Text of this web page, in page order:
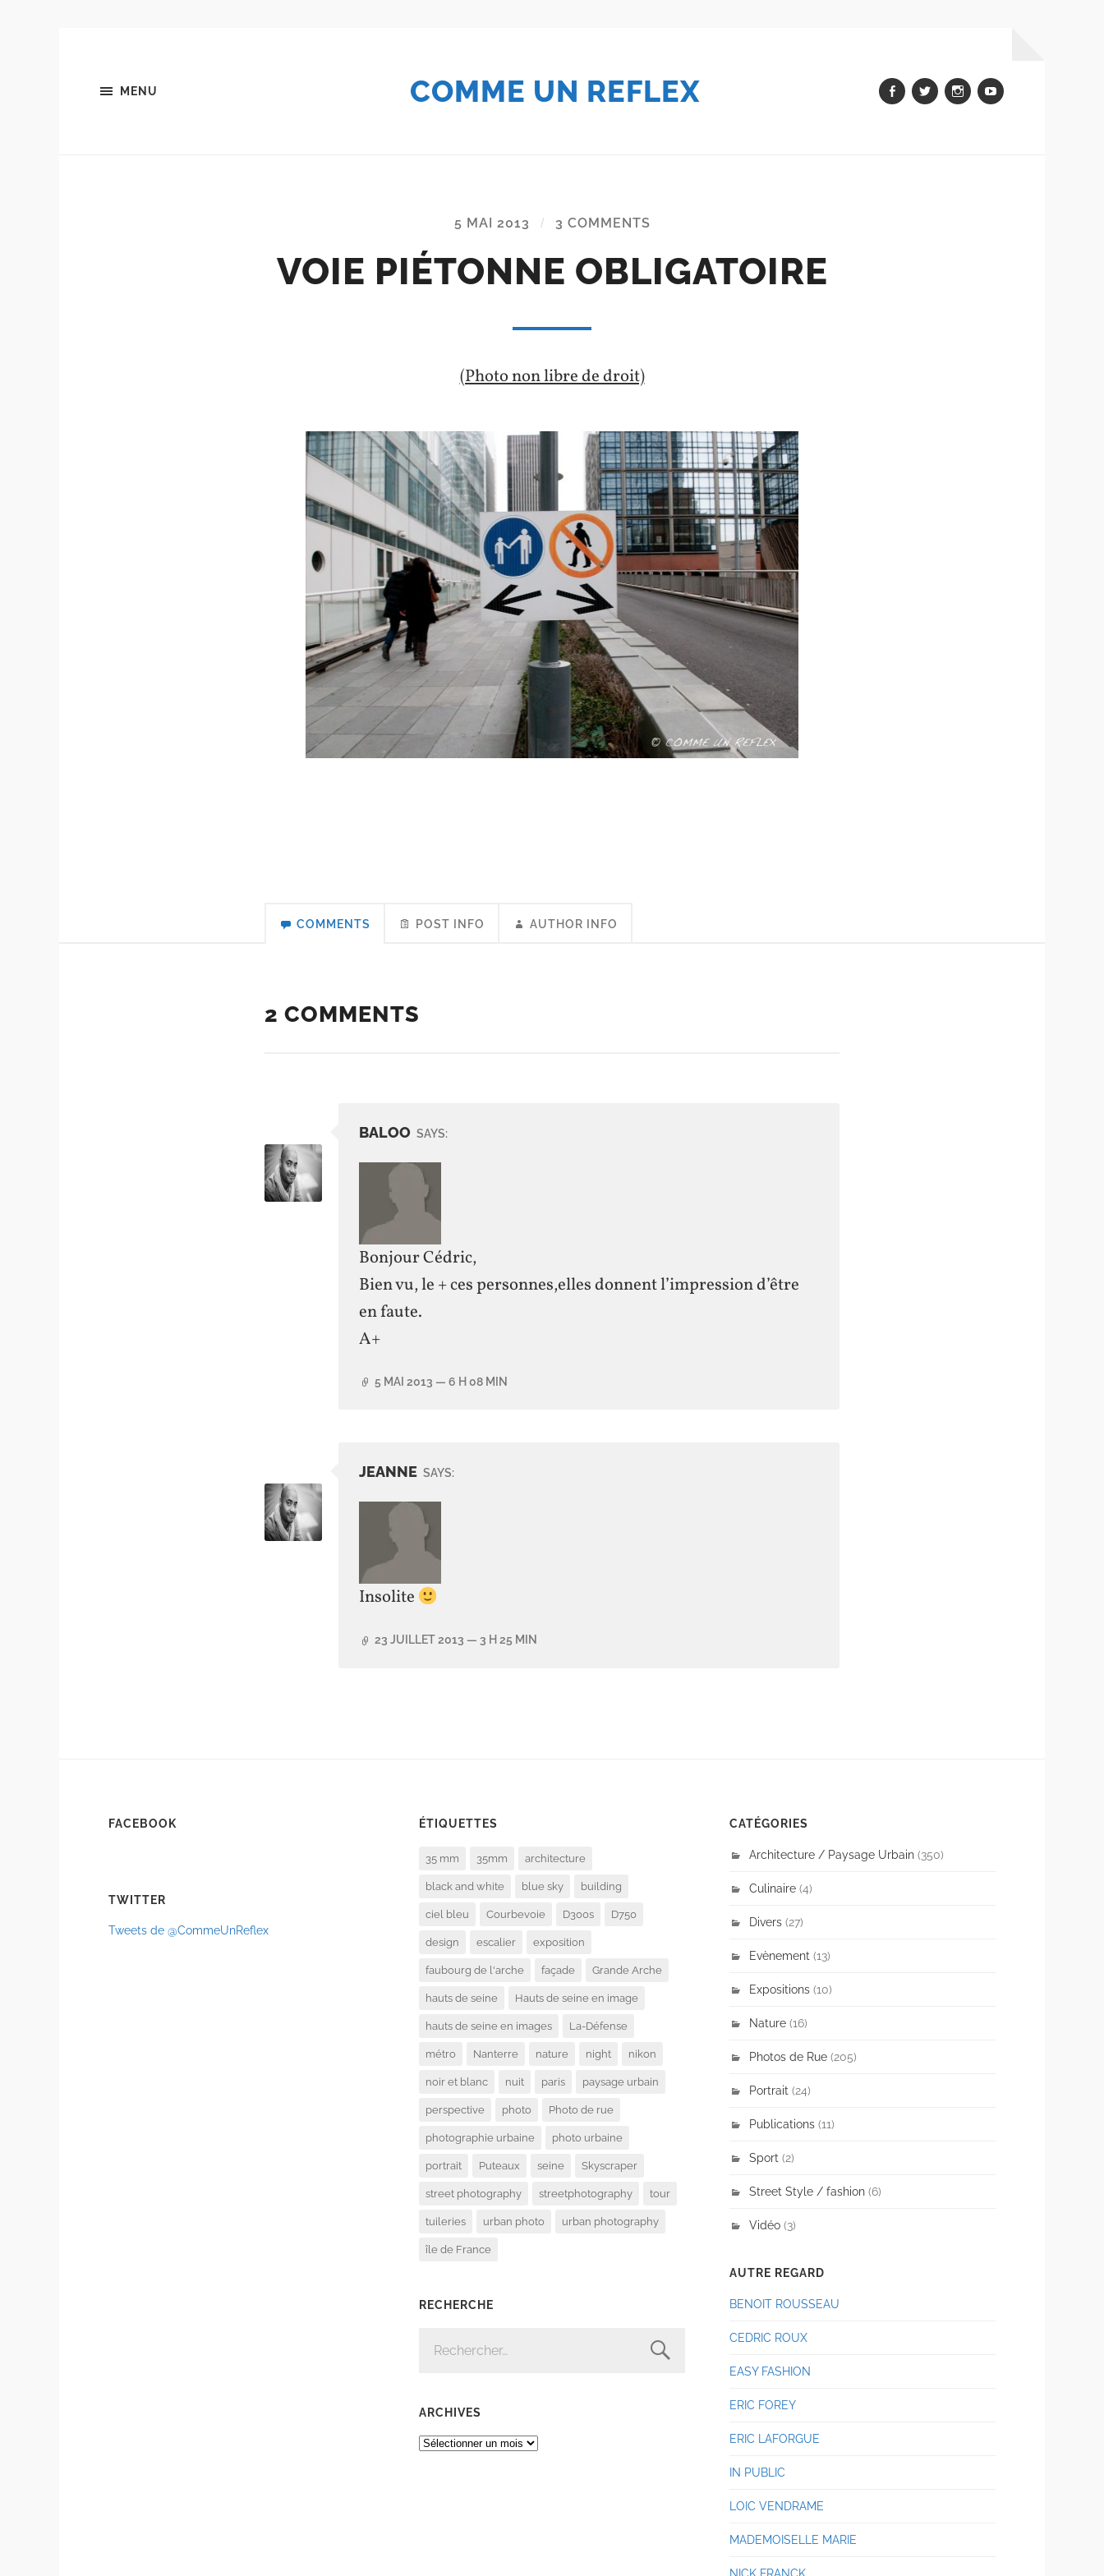
MENU COMME UN REFLEX Facebook
TwitterInstagram
youtube
5 MAI 2013 / 3 COMMENTS
VOIE PIÉTONNE OBLIGATOIRE
(Photo non libre de droit)
COMMENTS POST INFO AUTHOR INFO
2 COMMENTS
BALOO SAYS:
Bonjour Cédric,
Bien vu, le + ces personnes,elles donnent l’impression d’être
en faute.
A+
5 MAI 2013 — 6 H 08 MIN
JEANNE SAYS:
Insolite
23 JUILLET 2013 — 3 H 25 MIN
FACEBOOK
TWITTER
Tweets de @CommeUnReflex
ÉTIQUETTES
35 mm 35mm architecture
black and white blue sky building
ciel bleu Courbevoie D300s D750
design escalier exposition
faubourg de l'arche façade Grande Arche
hauts de seine Hauts de seine en image
hauts de seine en images La-Défense
métro Nanterre nature night nikon
noir et blanc nuit paris paysage urbain
perspective photo Photo de rue
photographie urbaine photo urbaine
portrait Puteaux seine Skyscraper
street photography streetphotography tour
tuileries urban photo urban photography
île de France
RECHERCHE
ARCHIVES
ARCHIVES
CATÉGORIES
Architecture / Paysage Urbain (350)
Culinaire (4)
Divers (27)
Evènement (13)
Expositions (10)
Nature (16)
Photos de Rue (205)
Portrait (24)
Publications (11)
Sport (2)
Street Style / fashion (6)
Vidéo (3)
AUTRE REGARD
BENOIT ROUSSEAU
CEDRIC ROUX
EASY FASHION
ERIC FOREY
ERIC LAFORGUE
IN PUBLIC
LOIC VENDRAME
MADEMOISELLE MARIE
NICK FRANCK